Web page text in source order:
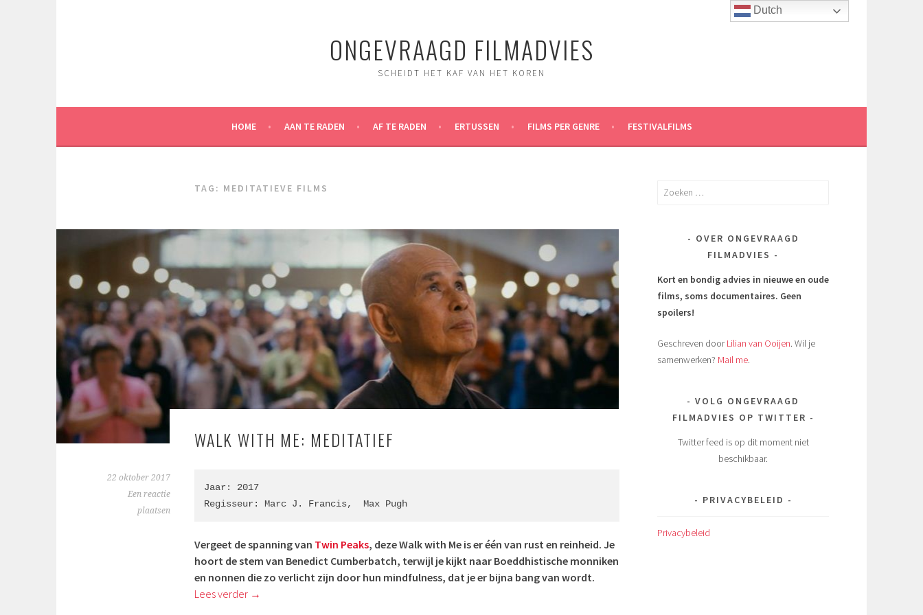
ONGEVRAAGD FILMADVIES
SCHEIDT HET KAF VAN HET KOREN
HOME AAN TE RADEN AF TE RADEN ERTUSSEN FILMS PER GENRE FESTIVALFILMS
TAG: MEDITATIEVE FILMS
WALK WITH ME: MEDITATIEF
22 oktober 2017
Een reactie
plaatsen
Jaar: 2017
Regisseur: Marc J. Francis, Max Pugh
Vergeet de spanning van Twin Peaks, deze Walk with Me is er één van rust en reinheid. Je
hoort de stem van Benedict Cumberbatch, terwijl je kijkt naar Boeddhistische monniken
en nonnen die zo verlicht zijn door hun mindfulness, dat je er bijna bang van wordt.
Lees verder →
Zoeken
OVER ONGEVRAAGD
FILMADVIES
Kort en bondig advies in nieuwe en oude
films, soms documentaires. Geen
spoilers!
Geschreven doorLilian van Ooijen. Wil je
samenwerken? Mail me.
VOLG ONGEVRAAGD
FILMADVIES OP TWITTER
Twitter feed is op dit moment niet
beschikbaar.
PRIVACYBELEID
Privacybeleid
Dutch